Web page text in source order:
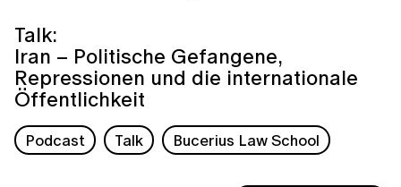
Talk:
Iran – Politische Gefangene,
Repressionen und die internationale
Öffentlichkeit
Podcast Talk Bucerius Law School